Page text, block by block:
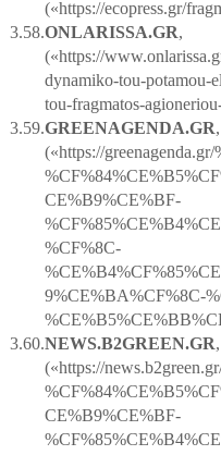
(«https://ecopress.gr/
3.58.ONLARISSA.GR,
(«https://
dynamiko-tou-potamou-
tou-fragmatos-
3.59.GREENAGENDA.GR,
(«https://
CE%B9%CE%BF-
%CF%8C-
9%CE%BA%CF%8C-
3.60.NEWS.B2GREEN.GR,
(«https://
CE%B9%CE%BF-